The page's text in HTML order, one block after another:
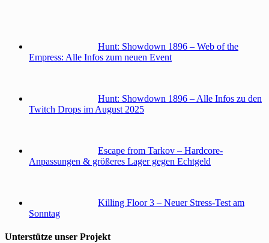
Hunt: Showdown 1896 – Web of the
Empress: Alle Infos zum neuen Event
Hunt: Showdown 1896 – Alle Infos zu den
Twitch Drops im August 2025
Escape from Tarkov – Hardcore-
Anpassungen & größeres Lager gegen Echtgeld
Killing Floor 3 – Neuer Stress-Test am
Sonntag
Unterstütze unser Projekt